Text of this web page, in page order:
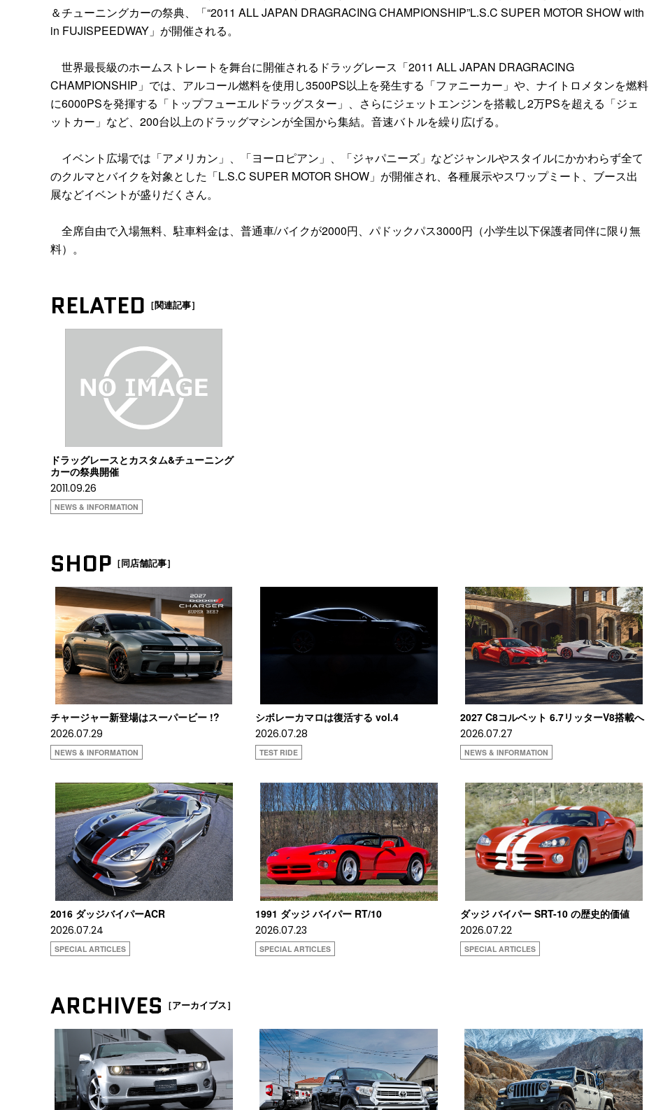
＆チューニングカーの祭典、「“2011 ALL JAPAN DRAGRACING CHAMPIONSHIP”L.S.C SUPER MOTOR SHOW with
in FUJISPEEDWAY」が開催される。
世界最長級のホームストレートを舞台に開催されるドラッグレース「2011 ALL JAPAN DRAGRACING
CHAMPIONSHIP」では、アルコール燃料を使用し3500PS以上を発生する「ファニーカー」や、ナイトロメタンを燃料
に6000PSを発揮する「トップフューエルドラッグスター」、さらにジェットエンジンを搭載し2万PSを超える「ジェ
ットカー」など、200台以上のドラッグマシンが全国から集結。音速バトルを繰り広げる。
イベント広場では「アメリカン」、「ヨーロピアン」、「ジャパニーズ」などジャンルやスタイルにかかわらず全て
のクルマとバイクを対象とした「L.S.C SUPER MOTOR SHOW」が開催され、各種展示やスワップミート、ブース出
展などイベントが盛りだくさん。
全席自由で入場無料、駐車料金は、普通車/バイクが2000円、パドックパス3000円（小学生以下保護者同伴に限り無
料）。
RELATED ［関連記事］
ドラッグレースとカスタム&チューニング
カーの祭典開催
2011.09.26
NEWS & INFORMATION
SHOP ［同店舗記事］
チャージャー新登場はスーパービー !?
2026.07.29
NEWS & INFORMATION
シボレーカマロは復活する vol.4
2026.07.28
TEST RIDE
2027 C8コルベット 6.7リッターV8搭載へ
2026.07.27
NEWS & INFORMATION
2016 ダッジバイパーACR
2026.07.24
SPECIAL ARTICLES
1991 ダッジ バイパー RT/10
2026.07.23
SPECIAL ARTICLES
ダッジ バイパー SRT-10 の歴史的価値
2026.07.22
SPECIAL ARTICLES
ARCHIVES ［アーカイブス］